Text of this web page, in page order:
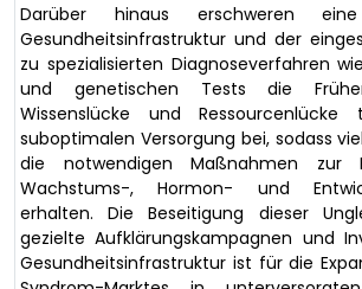
Darüber hinaus erschweren eine
Gesundheitsinfrastruktur und der
zu spezialisierten Diagnoseverfahren
und genetischen Tests die
Wissenslücke und
suboptimalen Versorgung bei, sodass
die notwendigen Maßnahmen zur
Wachstums-, Hormon- und
erhalten. Die Beseitigung dieser
gezielte Aufklärungskampagnen und
Gesundheitsinfrastruktur ist für die